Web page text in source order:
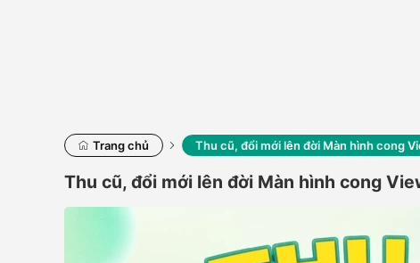
Trang chủ Thu cũ, đổi mới lên đời Màn hình cong
Thu cũ, đổi mới lên đời Màn hình cong